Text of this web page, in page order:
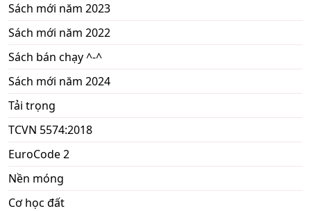
Sách mới năm 2023
Sách mới năm 2022
Sách bán chạy ^-^
Sách mới năm 2024
Tải trọng
TCVN 5574:2018
EuroCode 2
Nền móng
Cơ học đất